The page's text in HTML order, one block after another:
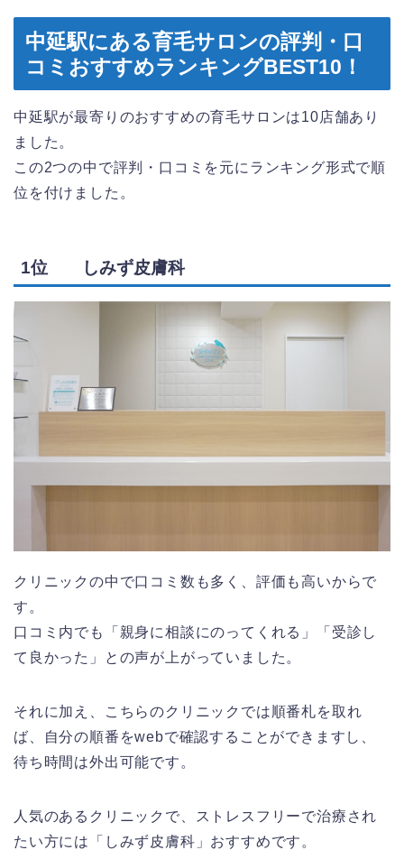
中延駅にある育毛サロンの評判・口
コミおすすめランキングBEST10！
中延駅が最寄りのおすすめの育毛サロンは10店舗あり
ました。
この2つの中で評判・口コミを元にランキング形式で順
位を付けました。
1位 しみず皮膚科
クリニックの中で口コミ数も多く、評価も高いからで
す。
口コミ内でも「親身に相談にのってくれる」「受診し
て良かった」との声が上がっていました。
それに加え、こちらのクリニックでは順番札を取れ
ば、自分の順番をwebで確認することができますし、
待ち時間は外出可能です。
人気のあるクリニックで、ストレスフリーで治療され
たい方には「しみず皮膚科」おすすめです。